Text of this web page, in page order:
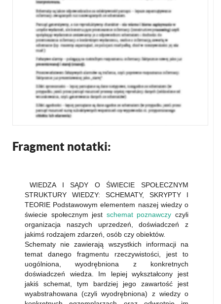
Fragment notatki:
WIEDZA I SĄDY O ŚWIECIE SPOŁECZNYM
STRUKTURY WIEDZY: SCHEMATY, SKRYPTY I
TEORIE Podstawowym elementem naszej wiedzy o
świecie społecznym jest schemat poznawczy czyli
organizacja naszych uprzedzeń, doświadczeń z
jakimś rodzajem zdarzeń, osób czy obiektów.
Schematy nie zawierają wszystkich informacji na
temat danego fragmentu rzeczywistości, jest to
uogólniona, wyodrębniona z konkretnych
doświadczeń wiedza. Im lepiej wykształcony jest
jakiś schemat, tym bardziej jego zawartość jest
wyabstrahowana (czyli wyodrębniona) z wiedzy o